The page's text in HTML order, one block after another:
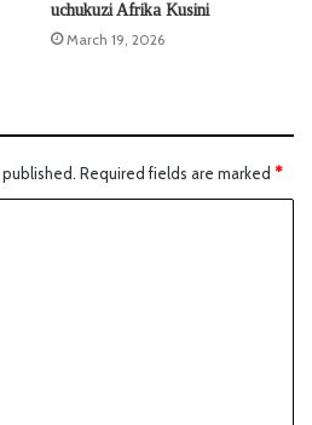
uchukuzi Afrika Kusini
March 19, 2026
Required fields are marked *